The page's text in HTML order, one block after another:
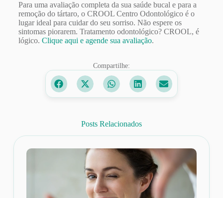
Para uma avaliação completa da sua saúde bucal e para a
remoção do tártaro, o CROOL Centro Odontológico é o
lugar ideal para cuidar do seu sorriso. Não espere os
sintomas piorarem. Tratamento odontológico? CROOL, é
lógico. Clique aqui e agende sua avaliação.
Compartilhe:
Posts Relacionados